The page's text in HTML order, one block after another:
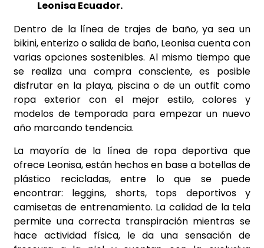
Leonisa Ecuador.
Dentro de la línea de trajes de baño, ya sea un
bikini, enterizo o salida de baño, Leonisa cuenta con
varias opciones sostenibles. Al mismo tiempo que
se realiza una compra consciente, es posible
disfrutar en la playa, piscina o de un outfit como
ropa exterior con el mejor estilo, colores y
modelos de temporada para empezar un nuevo
año marcando tendencia.
La mayoría de la línea de ropa deportiva que
ofrece Leonisa, están hechos en base a botellas de
plástico recicladas, entre lo que se puede
encontrar: leggins, shorts, tops deportivos y
camisetas de entrenamiento. La calidad de la tela
permite una correcta transpiración mientras se
hace actividad física, le da una sensación de